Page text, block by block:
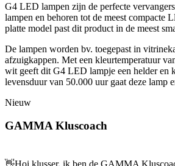
G4 LED lampen zijn de perfecte
lampen en behoren tot de meest compacte
platte model past dit product in de meest
De lampen worden bv. toegepast in
afzuigkappen. Met een kleurtemperatuur
wit geeft dit G4 LED lampje een helder en
levensduur van 50.000 uur gaat deze lamp
Nieuw
GAMMA Kluscoach